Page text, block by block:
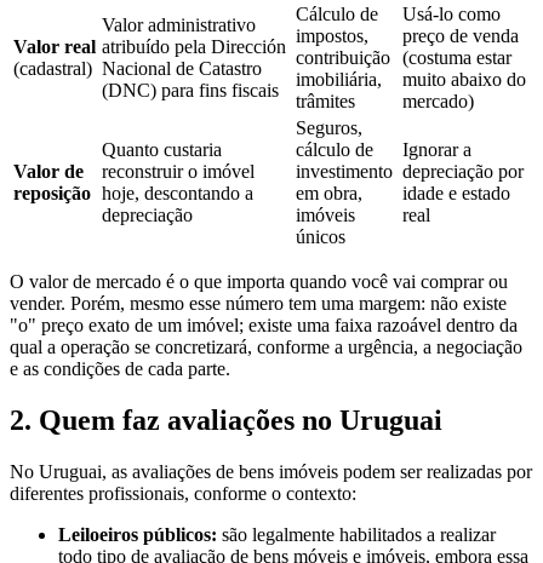
Valor real
(cadastral)
Valor administrativo
atribuído pela Dirección
Nacional de Catastro
(DNC) para fins fiscais
Cálculo de
impostos,
contribuição
imobiliária,
trâmites
Usá-lo como
preço de venda
(costuma estar
muito abaixo do
mercado)
Valor de
reposição
Quanto custaria
reconstruir o imóvel
hoje, descontando a
depreciação
Seguros,
cálculo de
investimento
em obra,
imóveis
únicos
Ignorar a
depreciação por
idade e estado
real
O valor de mercado é o que importa quando você vai comprar ou
vender. Porém, mesmo esse número tem uma margem: não existe
"o" preço exato de um imóvel; existe uma faixa razoável dentro da
qual a operação se concretizará, conforme a urgência, a negociação
e as condições de cada parte.
2. Quem faz avaliações no Uruguai
No Uruguai, as avaliações de bens imóveis podem ser realizadas por
diferentes profissionais, conforme o contexto:
Leiloeiros públicos: são legalmente habilitados a realizar
todo tipo de avaliação de bens móveis e imóveis, embora essa